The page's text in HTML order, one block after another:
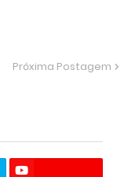
Próxima Postagem